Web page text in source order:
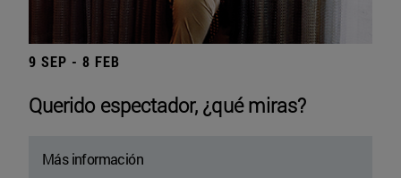
9 SEP - 8 FEB
Querido espectador, ¿qué miras?
Más información